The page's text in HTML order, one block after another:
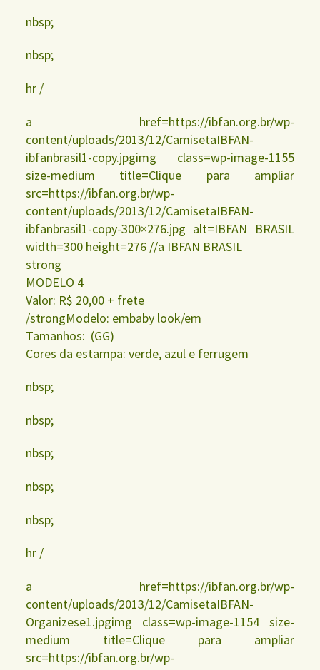
nbsp;
nbsp;
hr /
a href=https://ibfan.org.br/wp-
content/uploads/2013/12/CamisetaIBFAN-
ibfanbrasil1-copy.jpgimg class=wp-image-1155
size-medium title=Clique para ampliar
src=https://ibfan.org.br/wp-
content/uploads/2013/12/CamisetaIBFAN-
ibfanbrasil1-copy-300×276.jpg alt=IBFAN BRASIL
width=300 height=276 //a IBFAN BRASIL
strong
MODELO 4
Valor: R$ 20,00 + frete
/strongModelo: embaby look/em
Tamanhos: (GG)
Cores da estampa: verde, azul e ferrugem
nbsp;
nbsp;
nbsp;
nbsp;
nbsp;
hr /
a href=https://ibfan.org.br/wp-
content/uploads/2013/12/CamisetaIBFAN-
Organizese1.jpgimg class=wp-image-1154 size-
medium title=Clique para ampliar
src=https://ibfan.org.br/wp-